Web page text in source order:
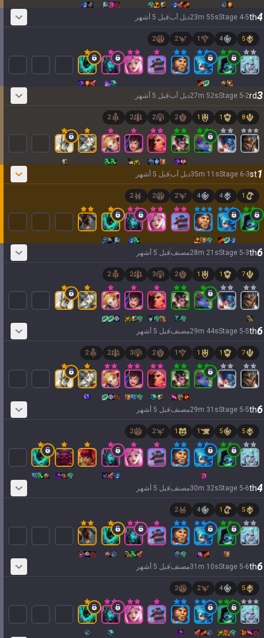
4
th
Stage 4-5
23m 55s دبل أب قبل 5 أشهر
5
4
1
2
2
3
rd
Stage 5-2
27m 52s دبل أبقبل 5 أشهر
8
1
1
2
2
2
2
1
st
Stage 6-3
35m 11 s دبل أبقبل 5 أشهر
1
4
4
2
2
2
6
th
Stage 5-3
28m 21 s مصنف قبل 5 أشهر
7
1
1
2
3
2
2
6
th
Stage 5-5
29m 44s مصنف قبل 5 أشهر
7
1
1
1
2
3
2
2
6
th
Stage 5-5
29m 31 s مصنف قبل 5 أشهر
5
5
1
1
2
2
4
th
Stage 5-6
30m 32s مصنف قبل 5 أشهر
5
1
4
2
6
th
Stage 5-6
31 m 10s مصنف قبل 5 أشهر
5
4
2
2